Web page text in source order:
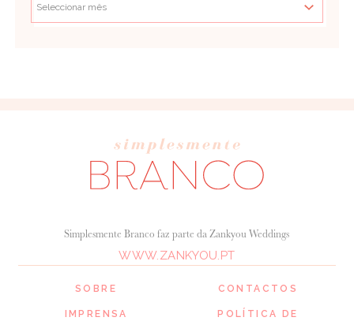
SOBRE
IMPRENSA
Simplesmente Branco faz parte da Zankyou Weddings
WWW.ZANKYOU.PT
CONTACTOS
POLÍTICA DE